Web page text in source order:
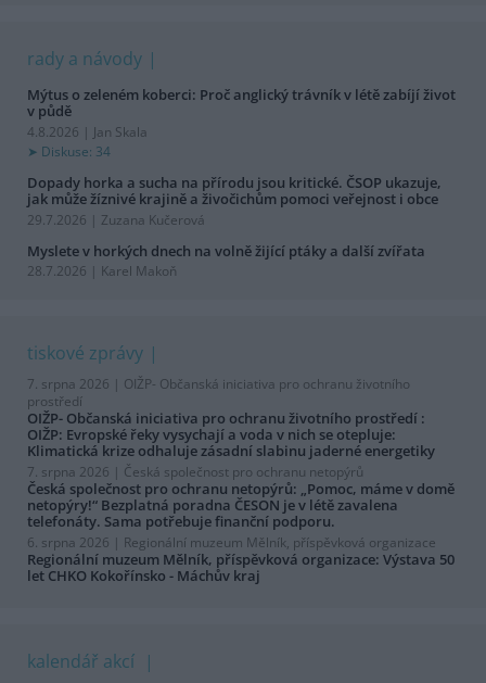
rady a návody
Mýtus o zeleném koberci: Proč anglický trávník v létě zabíjí život
v půdě
4.8.2026 | Jan Skala
Diskuse: 34
Dopady horka a sucha na přírodu jsou kritické. ČSOP ukazuje,
jak může žíznivé krajině a živočichům pomoci veřejnost i obce
29.7.2026 | Zuzana Kučerová
Myslete v horkých dnech na volně žijící ptáky a další zvířata
28.7.2026 | Karel Makoň
tiskové zprávy
7. srpna 2026 | OIŽP- Občanská iniciativa pro ochranu životního
prostředí
OIŽP- Občanská iniciativa pro ochranu životního prostředí :
OIŽP: Evropské řeky vysychají a voda v nich se otepluje:
Klimatická krize odhaluje zásadní slabinu jaderné energetiky
7. srpna 2026 | Česká společnost pro ochranu netopýrů
Česká společnost pro ochranu netopýrů: „Pomoc, máme v domě
netopýry!“ Bezplatná poradna ČESON je v létě zavalena
telefonáty. Sama potřebuje finanční podporu.
6. srpna 2026 | Regionální muzeum Mělník, příspěvková organizace
Regionální muzeum Mělník, příspěvková organizace: Výstava 50
let CHKO Kokořínsko - Máchův kraj
kalendář akcí